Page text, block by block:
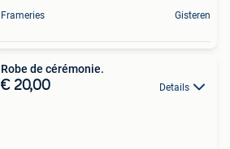
Frameries Gisteren
Robe de cérémonie.
€ 20,00 Details